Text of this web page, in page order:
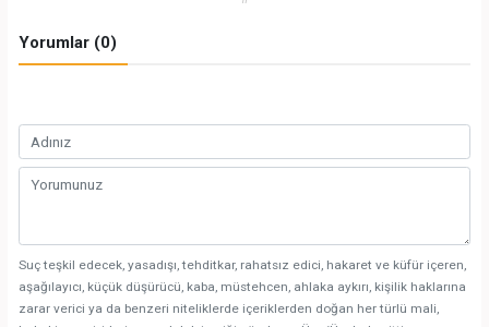
Yorumlar (0)
Suç teşkil edecek, yasadışı, tehditkar, rahatsız edici, hakaret ve küfür içeren,
aşağılayıcı, küçük düşürücü, kaba, müstehcen, ahlaka aykırı, kişilik haklarına
zarar verici ya da benzeri niteliklerde içeriklerden doğan her türlü mali,